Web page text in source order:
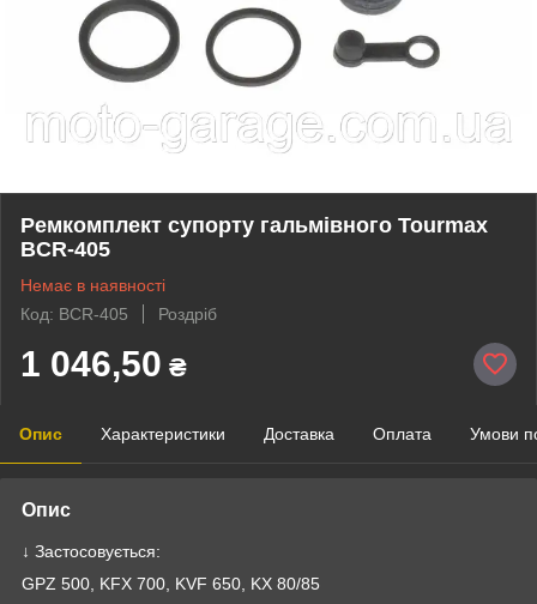
Ремкомплект супорту гальмівного Tourmax
BCR-405
Немає в наявності
Код: BCR-405
Роздріб
1 046,50 ₴
Опис Характеристики Доставка Оплата Умови
Опис
↓ Застосовується:
GPZ 500, KFX 700, KVF 650, KX 80/85